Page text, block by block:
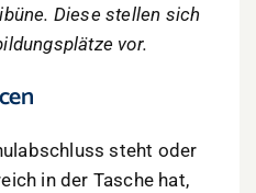
Diese stellen sich
vor.
steht oder
in der Tasche hat,